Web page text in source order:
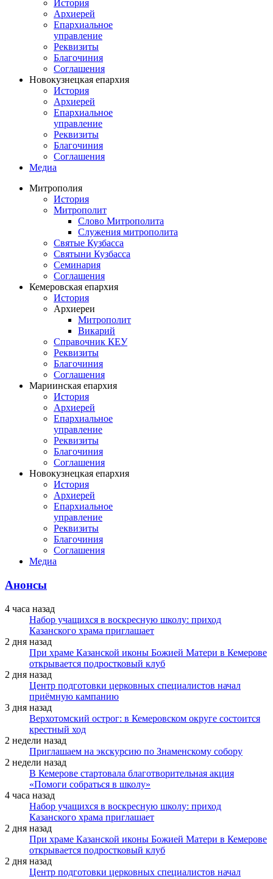
История
Архиерей
Епархиальное
управление
Реквизиты
Благочиния
Соглашения
Новокузнецкая епархия
История
Архиерей
Епархиальное
управление
Реквизиты
Благочиния
Соглашения
Медиа
Митрополия
История
Митрополит
Слово Митрополита
Служения митрополита
Святые Кузбасса
Святыни Кузбасса
Семинария
Соглашения
Кемеровская епархия
История
Архиереи
Митрополит
Викарий
Справочник КЕУ
Реквизиты
Благочиния
Соглашения
Мариинская епархия
История
Архиерей
Епархиальное
управление
Реквизиты
Благочиния
Соглашения
Новокузнецкая епархия
История
Архиерей
Епархиальное
управление
Реквизиты
Благочиния
Соглашения
Медиа
Анонсы
4 часа назад
Набор учащихся в воскресную школу: приход
Казанского храма приглашает
2 дня назад
При храме Казанской иконы Божией Матери в Кемерове
открывается подростковый клуб
2 дня назад
Центр подготовки церковных специалистов начал
приёмную кампанию
3 дня назад
Верхотомский острог: в Кемеровском округе состоится
крестный ход
2 недели назад
Приглашаем на экскурсию по Знаменскому собору
2 недели назад
В Кемерове стартовала благотворительная акция
«Помоги собраться в школу»
4 часа назад
Набор учащихся в воскресную школу: приход
Казанского храма приглашает
2 дня назад
При храме Казанской иконы Божией Матери в Кемерове
открывается подростковый клуб
2 дня назад
Центр подготовки церковных специалистов начал